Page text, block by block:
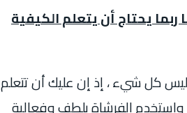
يحتاج أن يتعلم الكيفية
كل شيء ، إذ إن عليك أن تتعلم
واستخدم الفرشاة بلطف وفعالية